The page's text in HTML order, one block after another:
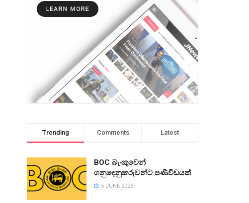
Trending Comments Latest
BOC බැංකුවෙන්
ගනුදෙනුකරුවන්ට පණිවිඩයක්
5 JUNE 2025